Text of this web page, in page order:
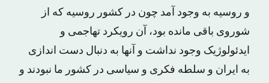
و روسیه به وجود آمد چون در کشور روسیه که از
شوروی باقی مانده بود، آن رویکرد تهاجمی و
ایدئولوژیک وجود نداشت و آنها به دنبال دست اندازی
به ایران و سلطه فکری و سیاسی در کشور ما نبودند و